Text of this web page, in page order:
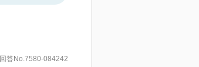
回答No.7580-084242